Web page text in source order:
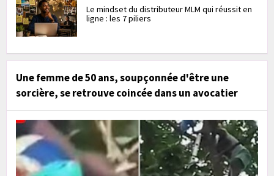
Le mindset du distributeur MLM qui réussit en
ligne : les 7 piliers
Une femme de 50 ans, soupçonnée d'être une
sorcière, se retrouve coincée dans un avocatier